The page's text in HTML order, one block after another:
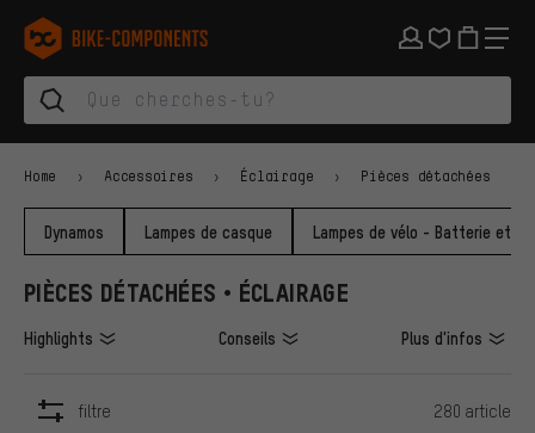
Aller à la navigation principale
Aller à la navigation des catégories
Aller au contenu
Aller aux marques et à la newsletter
Aller au pied de page
bike-components.de Page d'accueil
Home Accessoires Éclairage Pièces détachées
Dynamos Lampes de casque Lampes de vélo - Batterie et
PIÈCES DÉTACHÉES • ÉCLAIRAGE
Highlights Conseils Plus d'infos
filtre 280 article